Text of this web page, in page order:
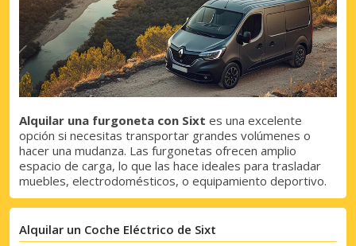
Alquilar una furgoneta con Sixt es una excelente
opción si necesitas transportar grandes volúmenes o
hacer una mudanza. Las furgonetas ofrecen amplio
espacio de carga, lo que las hace ideales para trasladar
muebles, electrodomésticos, o equipamiento deportivo.
Alquilar un Coche Eléctrico de Sixt